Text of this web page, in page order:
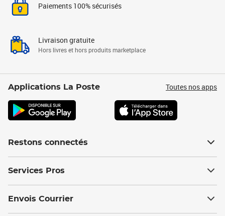
Paiements 100% sécurisés
Livraison gratuite
Hors livres et hors produits marketplace
Applications La Poste Toutes nos apps
Restons connectés
Services Pros
Envois Courrier